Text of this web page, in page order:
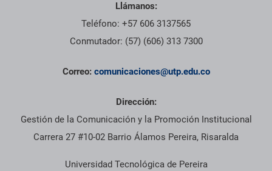
Llámanos:
Teléfono: +57 606 3137565
Conmutador: (57) (606) 313 7300
Correo: comunicaciones@utp.edu.co
Dirección:
Gestión de la Comunicación y la Promoción Institucional
Carrera 27 #10-02 Barrio Álamos Pereira, Risaralda
Universidad Tecnológica de Pereira